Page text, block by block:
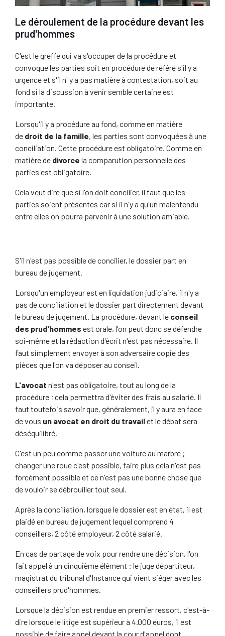
Le déroulement de la procédure devant les
prud'hommes
C'est le greffe qui va s'occuper de la procédure et
convoque les parties soit en procédure de référé s'il y a
urgence et s'il n' y a pas matière à contestation, soit au
fond si la discussion à venir semble certaine est
importante.
Lorsqu'il y a procédure au fond, comme en matière
de droit de la famille, les parties sont convoquées à une
conciliation. Cette procédure est obligatoire. Comme en
matière de divorce la comparution personnelle des
parties est obligatoire.
Cela veut dire que si l'on doit concilier, il faut que les
parties soient présentes car si il n'y a qu'un malentendu
entre elles on pourra parvenir à une solution amiable.
S'il n'est pas possible de concilier, le dossier part en
bureau de jugement.
Lorsqu'un employeur est en liquidation judiciaire, il n'y a
pas de conciliation et le dossier part directement devant
le bureau de jugement. La procédure, devant le conseil
des prud'hommes est orale, l'on peut donc se défendre
soi-même et la rédaction d'écrit n'est pas nécessaire. Il
faut simplement envoyer à son adversaire copie des
pièces que l'on va déposer au conseil.
L'avocat n'est pas obligatoire, tout au long de la
procédure ; cela permettra d'éviter des frais au salarié. Il
faut toutefois savoir que, généralement, il y aura en face
de vous un avocat en droit du travailet le débat sera
déséquilibré.
C'est un peu comme passer une voiture au marbre ;
changer une roue c'est possible, faire plus cela n'est pas
forcément possible et ce n'est pas une bonne chose que
de vouloir se débrouiller tout seul.
Après la conciliation, lorsque le dossier est en état, il est
plaidé en bureau de jugement lequel comprend 4
conseillers, 2 côté employeur, 2 côté salarié.
En cas de partage de voix pour rendre une décision, l'on
fait appel à un cinquième élément : le juge départiteur,
magistrat du tribunal d'Instance qui vient siéger avec les
conseillers prud'hommes.
Lorsque la décision est rendue en premier ressort, c'est-à-
dire lorsque le litige est supérieur à 4.000 euros, il est
possible de faire appel devant la cour d'appel dont